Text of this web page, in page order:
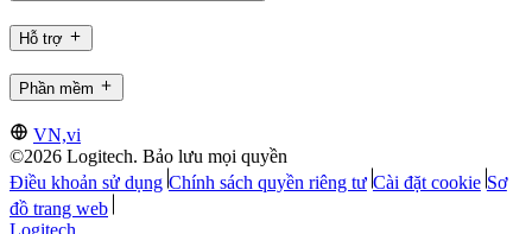
Hỗ trợ
Phần mềm
VN,vi
©2026 Logitech. Bảo lưu mọi quyền
Điều khoản sử dụng Chính sách quyền riêng tư Cài đặt cookie Sơ
đồ trang web